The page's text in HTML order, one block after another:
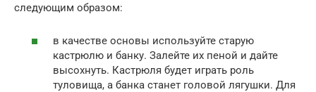
следующим образом:
в качестве основы используйте старую
кастрюлю и банку. Залейте их пеной и дайте
высохнуть. Кастрюля будет играть роль
туловища, а банка станет головой лягушки. Для